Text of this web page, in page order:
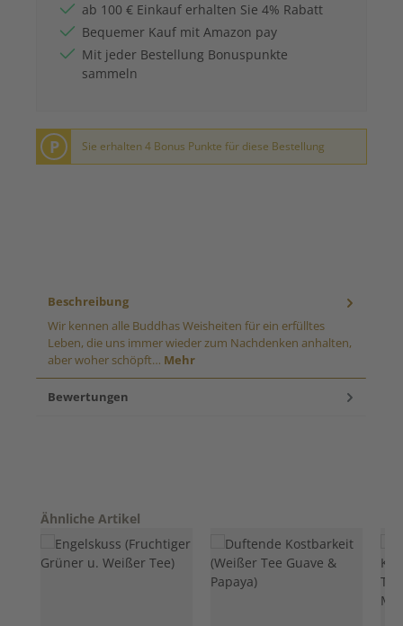
ab 100 € Einkauf erhalten Sie 4% Rabatt
Bequemer Kauf mit Amazon pay
Mit jeder Bestellung Bonuspunkte
sammeln
P Sie erhalten 4 Bonus Punkte für diese Bestellung
Beschreibung
Wir kennen alle Buddhas Weisheiten für ein erfülltes
Leben, die uns immer wieder zum Nachdenken anhalten,
aber woher schöpft… Mehr
Bewertungen
Produktgalerie überspringen
Ähnliche Artikel